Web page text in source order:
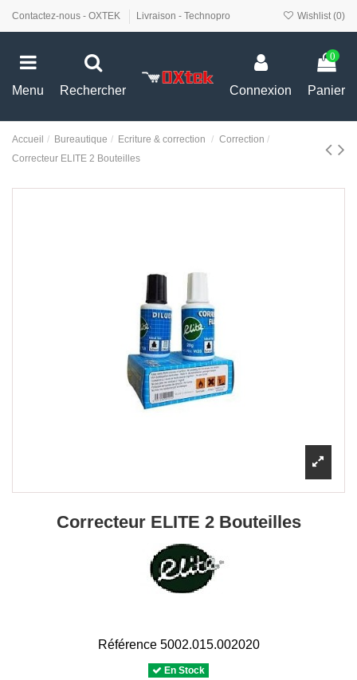
Contactez-nous - OXTEK Livraison - Technopro Wishlist (0)
Menu Rechercher Connexion
0
Panier
Accueil Bureautique Ecriture & correction
Correction
Correcteur ELITE 2 Bouteilles
Correcteur ELITE 2 Bouteilles
Référence 5002.015.002020
En Stock